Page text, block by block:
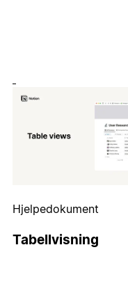
Hjelpedokument
Tabellvisning